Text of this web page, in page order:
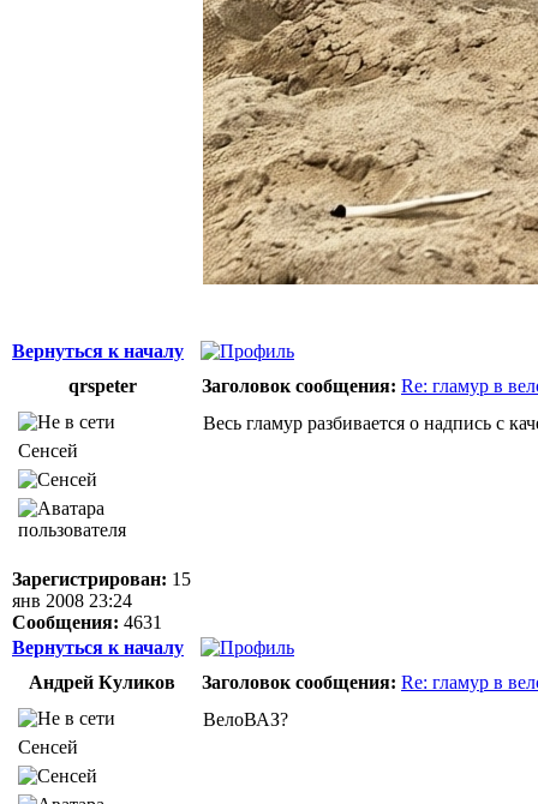
Вернуться к началу
qrspeter
Заголовок сообщения: Re: гламур в
Сенсей
Зарегистрирован: 15
янв 2008 23:24
Сообщения: 4631
Весь гламур разбивается о надпись с
Вернуться к началу
Андрей Куликов
Заголовок сообщения: Re: гламур в
Сенсей
ВелоВАЗ?